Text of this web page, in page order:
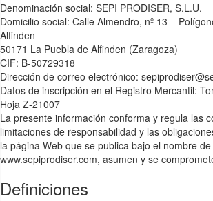
Denominación social: SEPI PRODISER, S.L.U.
Domicilio social: Calle Almendro, nº 13 –
Alfinden
50171 La Puebla de Alfinden (Zaragoza)
CIF: B-50729318
Dirección de correo electrónico:
Datos de inscripción en el Registro Mercantil:
Hoja Z-21007
La presente información conforma y regula las
limitaciones de responsabilidad y las
la página Web que se publica bajo el nombre
www.sepiprodiser.com, asumen y se
Definiciones